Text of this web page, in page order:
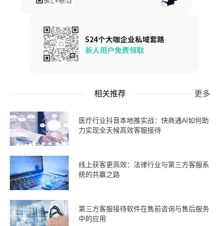
相关推荐 更多
医疗行业抖音本地推实战：快商通AI如何助
力实现全天候高效客服接待
线上获客更高效：法律行业与第三方客服系
统的共赢之路
第三方客服接待软件在售前咨询与售后服务
中的应用